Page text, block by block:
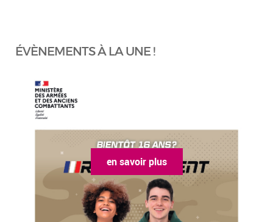
ÉVÈNEMENTS À LA UNE !
en savoir plus